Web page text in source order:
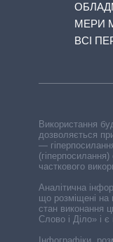
МЕРИ
ВСІ
Використання
дозволяється
—
часткового
Аналітична
що розміщені на
стан виконання
Слово і Діло» і